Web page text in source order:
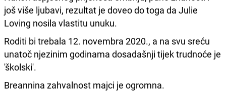
još više ljubavi, rezultat je doveo do toga da Julie
Loving nosila vlastitu unuku.
Roditi bi trebala 12. novembra 2020., a na svu sreću
unatoč njezinim godinama dosadašnji tijek trudnoće je
'školski'.
Breannina zahvalnost majci je ogromna.